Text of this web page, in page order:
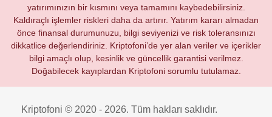
yatırımınızın bir kısmını veya tamamını kaybedebilirsiniz.
Kaldıraçlı işlemler riskleri daha da artırır. Yatırım kararı almadan
önce finansal durumunuzu, bilgi seviyenizi ve risk toleransınızı
dikkatlice değerlendiriniz. Kriptofoni’de yer alan veriler ve içerikler
bilgi amaçlı olup, kesinlik ve güncellik garantisi verilmez.
Doğabilecek kayıplardan Kriptofoni sorumlu tutulamaz.
Kriptofoni © 2020 - 2026. Tüm hakları saklıdır.